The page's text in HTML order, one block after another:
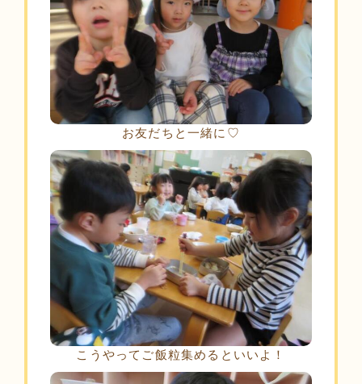
お友だちと一緒に♡
こうやってご飯粒集めるといいよ！